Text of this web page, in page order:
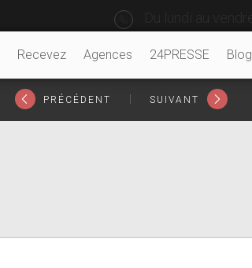
Recevez Agences 24PRESSE Blog
PRÉCÉDENT SUIVANT